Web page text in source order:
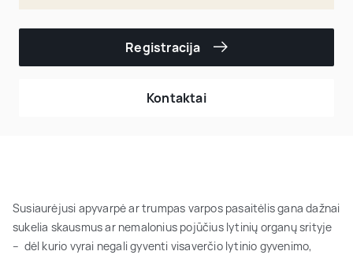
Registracija
Kontaktai
Susiaurėjusi apyvarpė ar trumpas varpos pasaitėlis gana dažnai
sukelia skausmus ar nemalonius pojūčius lytinių organų srityje
– dėl kurio vyrai negali gyventi visaverčio lytinio gyvenimo,